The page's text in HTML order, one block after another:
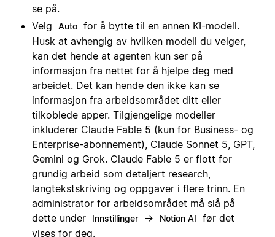
se på.
Velg
Auto for å bytte til en annen KI-modell.
Husk at avhengig av hvilken modell du velger,
kan det hende at agenten kun ser på
informasjon fra nettet for å hjelpe deg med
arbeidet. Det kan hende den ikke kan se
informasjon fra arbeidsområdet ditt eller
tilkoblede apper. Tilgjengelige modeller
inkluderer Claude Fable 5 (kun for Business- og
Enterprise-abonnement), Claude Sonnet 5, GPT,
Gemini og Grok. Claude Fable 5 er flott for
grundig arbeid som detaljert research,
langtekstskriving og oppgaver i flere trinn. En
administrator for arbeidsområdet må slå på
dette under
Innstillinger → Notion AI
før det
vises for deg.